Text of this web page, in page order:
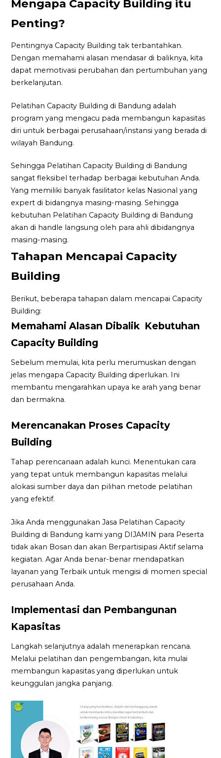
Mengapa Capacity Building itu
Penting?
Pentingnya Capacity Building tak terbantahkan.
Dengan memahami alasan mendasar di baliknya, kita
dapat memotivasi perubahan dan pertumbuhan yang
berkelanjutan.
Pelatihan Capacity Building di Bandung adalah
program yang mengacu pada membangun kapasitas
diri untuk berbagai perusahaan/instansi yang berada di
wilayah Bandung.
Sehingga Pelatihan Capacity Building di Bandung
sangat fleksibel terhadap berbagai kebutuhan Anda.
Yang memiliki banyak fasilitator kelas Nasional yang
expert di bidangnya masing-masing. Sehingga
kebutuhan Pelatihan Capacity Building di Bandung
akan di handle langsung oleh para ahli dibidangnya
masing-masing.
Tahapan Mencapai Capacity
Building
Berikut, beberapa tahapan dalam mencapai Capacity
Building:
Memahami Alasan Dibalik Kebutuhan
Capacity Building
Sebelum memulai, kita perlu merumuskan dengan
jelas mengapa Capacity Building diperlukan. Ini
membantu mengarahkan upaya ke arah yang benar
dan bermakna.
Merencanakan Proses Capacity
Building
Tahap perencanaan adalah kunci. Menentukan cara
yang tepat untuk membangun kapasitas melalui
alokasi sumber daya dan pilihan metode pelatihan
yang efektif.
Jika Anda menggunakan Jasa Pelatihan Capacity
Building di Bandung kami yang DIJAMIN para Peserta
tidak akan Bosan dan akan Berpartisipasi Aktif selama
kegiatan. Agar Anda benar-benar mendapatkan
layanan yang Terbaik untuk mengisi di momen special
perusahaan Anda.
Implementasi dan Pembangunan
Kapasitas
Langkah selanjutnya adalah menerapkan rencana.
Melalui pelatihan dan pengembangan, kita mulai
membangun kapasitas yang diperlukan untuk
keunggulan jangka panjang.